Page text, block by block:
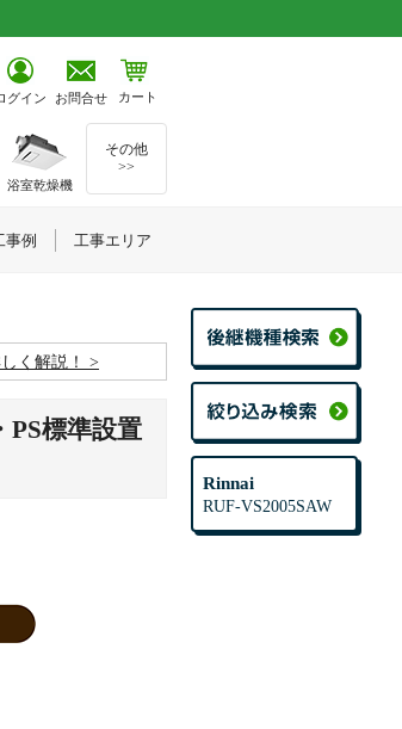
Rinnai
RUF-VS2005SAW
グイン お問合せ カート
く解説！
PS標準設置
浴室乾燥機
その他
>>
事例 工事エリア